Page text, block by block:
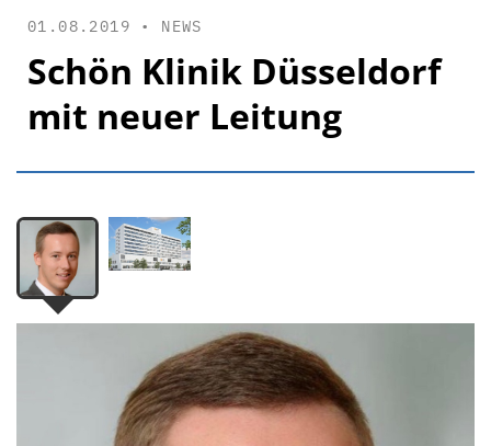
01.08.2019 • NEWS
Schön Klinik Düsseldorf
mit neuer Leitung